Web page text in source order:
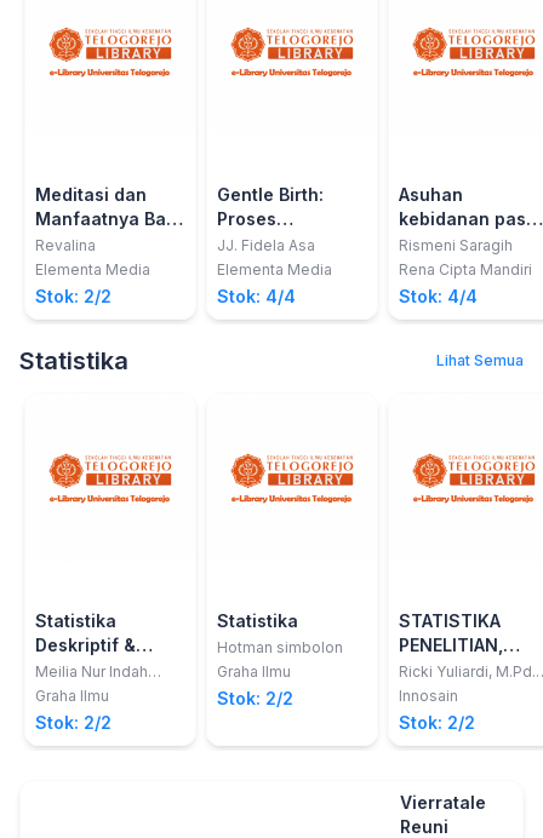
Meditasi dan
Manfaatnya Bagi
Kesehatan
Tubuh dan Jiwa
Revalina
Elementa Media
Stok: 2/2
Gentle Birth:
Proses
Melahirkan
dengan Tenang
JJ. Fidela Asa
Elementa Media
Stok: 4/4
Asuhan
kebidanan
persalinan &
menyusui
Rismeni Saragih
Rena Cipta Mandiri
Stok: 4/4
Statistika Lihat Semua
Statistika
Deskriptif &
Induktif
Meilia Nur Indah
Susanti
Graha Ilmu
Stok: 2/2
Statistika
Hotman simbolon
Graha Ilmu
Stok: 2/2
STATISTIKA
PENELITIAN,
PLUS Tutorial
SPSS
Ricki Yuliardi, M.Pd.,
Zuli Nuraeni, M.Pd.
Innosain
Stok: 2/2
Vierratale
Reuni